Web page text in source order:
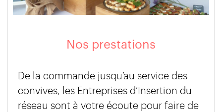
Nos prestations
De la commande jusqu’au service des
convives, les Entreprises d’Insertion du
réseau sont à votre écoute pour faire de